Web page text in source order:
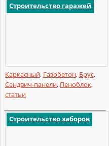
Строительство гаражей
Каркасный, Газобетон, Брус,
Сендвич-панели, Пеноблок,
статьи
Строительство заборов